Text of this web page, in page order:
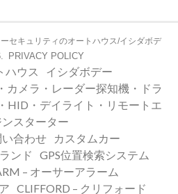
セキュリティのオートハウス/イシダボデ
PRIVACY POLICY
ハウス
イシダボデー
カメラ・レーダー探知機・ドラ
HID・デイライト・リモートエ
ンスターター
い合わせ
カスタムカー
ンド
GPS位置検索システム
– オーサーアラーム
CLIFFORD – クリフォード